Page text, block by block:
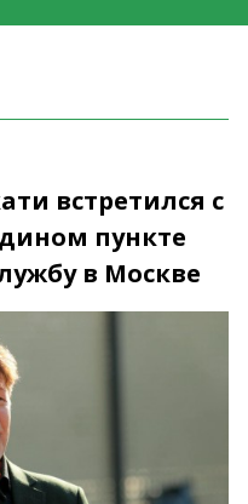
встретился с
пункте
в Москве